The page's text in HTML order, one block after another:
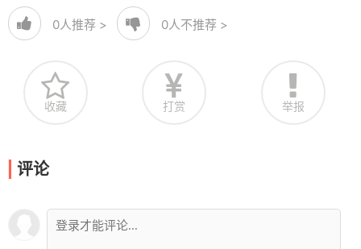
0人推荐 > 0人不推荐 >
收藏 打赏 举报
评论